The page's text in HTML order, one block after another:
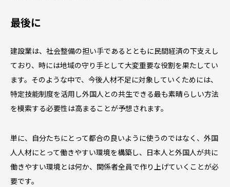
最後に
建設業は、社会整備の担い手であるとともに民間経済の下支えし
ており、時には地域の守り手として大変重要な役割を果たしてい
ます。そのような中で、今後人材不足に対象していくためには、
特定技能制度を活用し外国人との共生できる最も素晴らしい方法
を模索する必要性は高まることが予想されます。
単に、自分たちにとって都合の良いように使うのではなく、外国
人人材にとって働きやすい環境を構築し、日本人と外国人が共に
働きやすい環境とは何か、関係者全員で作り上げていくことが必
要です。